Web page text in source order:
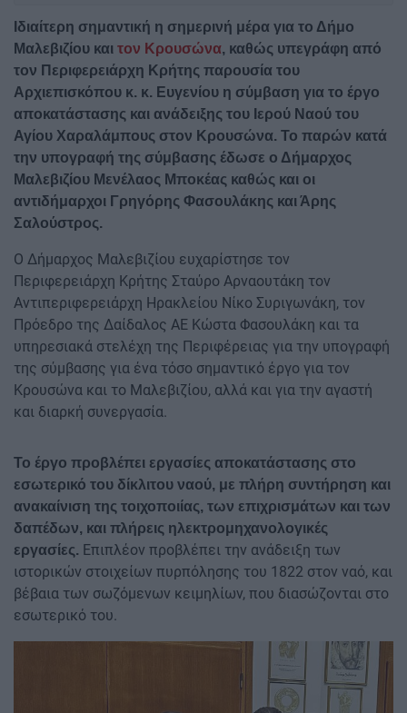
Ιδιαίτερη σημαντική η σημερινή μέρα για το Δήμο
Μαλεβιζίου και τον Κρουσώνα, καθώς υπεγράφη από
τον Περιφερειάρχη Κρήτης παρουσία του
Αρχιεπισκόπου κ. κ. Ευγενίου η σύμβαση για το έργο
αποκατάστασης και ανάδειξης του Ιερού Ναού του
Αγίου Χαραλάμπους στον Κρουσώνα. Το παρών κατά
την υπογραφή της σύμβασης έδωσε ο Δήμαρχος
Μαλεβιζίου Μενέλαος Μποκέας καθώς και οι
αντιδήμαρχοι Γρηγόρης Φασουλάκης και Άρης
Σαλούστρος.
Ο Δήμαρχος Μαλεβιζίου ευχαρίστησε τον
Περιφερειάρχη Κρήτης Σταύρο Αρναουτάκη τον
Αντιπεριφερειάρχη Ηρακλείου Νίκο Συριγωνάκη, τον
Πρόεδρο της Δαίδαλος ΑΕ Κώστα Φασουλάκη και τα
υπηρεσιακά στελέχη της Περιφέρειας για την υπογραφή
της σύμβασης για ένα τόσο σημαντικό έργο για τον
Κρουσώνα και το Μαλεβιζίου, αλλά και για την αγαστή
και διαρκή συνεργασία.
Το έργο προβλέπει εργασίες αποκατάστασης στο
εσωτερικό του δίκλιτου ναού, με πλήρη συντήρηση και
ανακαίνιση της τοιχοποιίας, των επιχρισμάτων και των
δαπέδων, και πλήρεις ηλεκτρομηχανολογικές
εργασίες. Επιπλέον προβλέπει την ανάδειξη των
ιστορικών στοιχείων πυρπόλησης του 1822 στον ναό, και
βέβαια των σωζόμενων κειμηλίων, που διασώζονται στο
εσωτερικό του.